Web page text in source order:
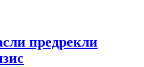
предрекли